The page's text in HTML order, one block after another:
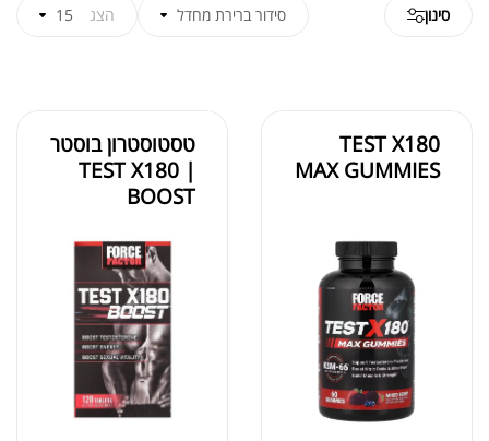
סינון סידור ברירת מחדל הצג 15
TEST X180
MAX GUMMIES
טסטוסטרון בוסטר
| TEST X180
BOOST